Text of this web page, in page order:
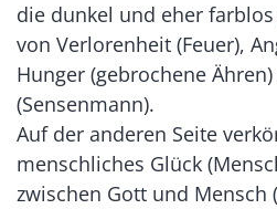
die dunkel und eher
von Verlorenheit (Feuer),
Hunger (gebrochene
(Sensenmann).
Auf der anderen Seite
menschliches Glück
zwischen Gott und Mensch